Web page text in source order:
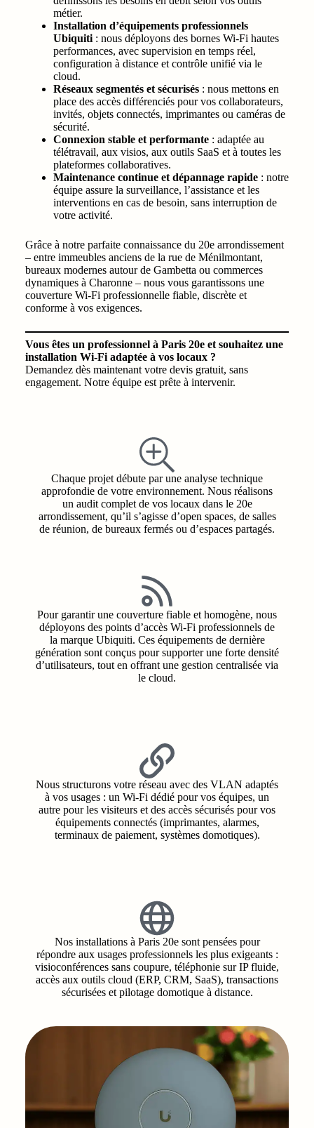
métier.
Installation d’équipements professionnels
Ubiquiti: nous déployons des bornes Wi‑Fi hautes
performances, avec supervision en temps réel,
configuration à distance et contrôle unifié via le
cloud.
Réseaux segmentés et sécurisés: nous mettons en
place des accès différenciés pour vos collaborateurs,
invités, objets connectés, imprimantes ou caméras de
sécurité.
Connexion stable et performante: adaptée au
télétravail, aux visios, aux outils SaaS et à toutes les
plateformes collaboratives.
Maintenance continue et dépannage rapide: notre
équipe assure la surveillance, l’assistance et les
interventions en cas de besoin, sans interruption de
votre activité.
Grâce à notre parfaite connaissance du 20e arrondissement
– entre immeubles anciens de la rue de Ménilmontant,
bureaux modernes autour de Gambetta ou commerces
dynamiques à Charonne – nous vous garantissons une
couverture Wi‑Fi professionnelle fiable, discrète et
conforme à vos exigences.
Vous êtes un professionnel à Paris 20e et souhaitez une
installation Wi‑Fi adaptée à vos locaux ?
Demandez dès maintenant votre devis gratuit, sans
engagement. Notre équipe est prête à intervenir.
Chaque projet débute par une analyse technique
approfondie de votre environnement. Nous réalisons
un audit complet de vos locaux dans le 20e
arrondissement, qu’il s’agisse d’open spaces, de salles
de réunion, de bureaux fermés ou d’espaces partagés.
Pour garantir une couverture fiable et homogène, nous
déployons des points d’accès Wi‑Fi professionnels de
la marque Ubiquiti. Ces équipements de dernière
génération sont conçus pour supporter une forte densité
d’utilisateurs, tout en offrant une gestion centralisée via
le cloud.
Nous structurons votre réseau avec des VLAN adaptés
à vos usages : un Wi‑Fi dédié pour vos équipes, un
autre pour les visiteurs et des accès sécurisés pour vos
équipements connectés (imprimantes, alarmes,
terminaux de paiement, systèmes domotiques).
Nos installations à Paris 20e sont pensées pour
répondre aux usages professionnels les plus exigeants :
visioconférences sans coupure, téléphonie sur IP fluide,
accès aux outils cloud (ERP, CRM, SaaS), transactions
sécurisées et pilotage domotique à distance.